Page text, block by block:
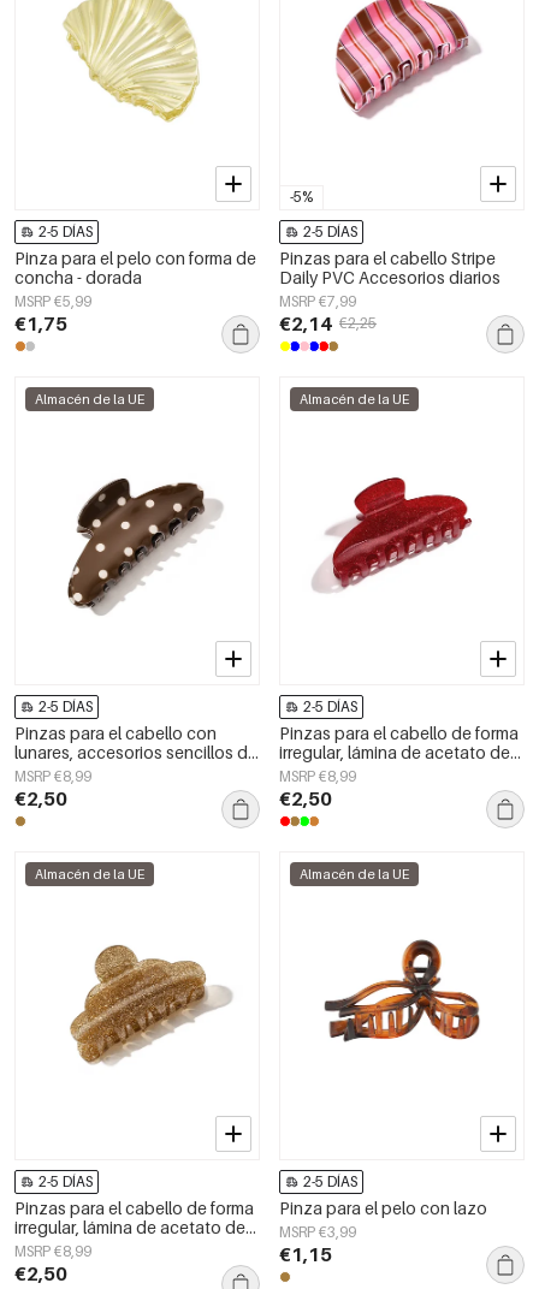
2-5 DÍAS
Pinza para el pelo con forma de
concha - dorada
MSRP €5,99
€1,75
-5%
2-5 DÍAS
Pinzas para el cabello Stripe
Daily PVC Accesorios diarios
MSRP €7,99
€2,14 €2,25
Almacén de la UE
2-5 DÍAS
Pinzas para el cabello con
lunares, accesorios sencillos de
PVC para uso diario
MSRP €8,99
€2,50
Almacén de la UE
2-5 DÍAS
Pinzas para el cabello de forma
irregular, lámina de acetato de
imitación para uso diario,
accesorios diarios
MSRP €8,99
€2,50
Almacén de la UE
2-5 DÍAS
Pinzas para el cabello de forma
irregular, lámina de acetato de
imitación para uso diario,
accesorios diarios
MSRP €8,99
€2,50
Almacén de la UE
2-5 DÍAS
Pinza para el pelo con lazo
MSRP €3,99
€1,15